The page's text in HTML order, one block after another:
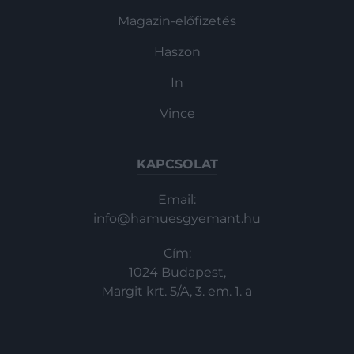
Magazin-előfizetés
Haszon
In
Vince
KAPCSOLAT
Email:
info@hamuesgyemant.hu
Cím:
1024 Budapest,
Margit krt. 5/A, 3. em. 1. a